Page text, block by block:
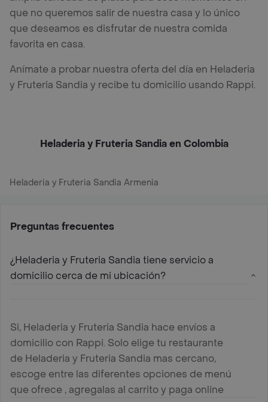
que no queremos salir de nuestra casa y lo único
que deseamos es disfrutar de nuestra comida
favorita en casa.
Anímate a probar nuestra oferta del día en Heladeria
y Fruteria Sandia y recibe tu domicilio usando Rappi.
Heladeria y Fruteria Sandia en Colombia
Heladeria y Fruteria Sandia Armenia
Preguntas frecuentes
¿Heladeria y Fruteria Sandia tiene servicio a
domicilio cerca de mi ubicación?
Si, Heladeria y Fruteria Sandia hace envíos a
domicilio con Rappi. Solo elige tu restaurante
de Heladeria y Fruteria Sandia mas cercano,
escoge entre las diferentes opciones de menú
que ofrece , agregalas al carrito y paga online